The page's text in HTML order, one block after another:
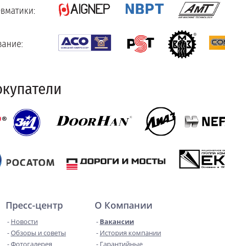
Пресс-центр
Новости
Обзоры и советы
Фотогалерея
О Компании
Вакансии
История компании
Гарантийные